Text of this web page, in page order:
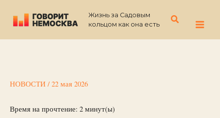
содержимому
Жизнь за Садовым
кольцом как она есть
Поиск
НОВОСТИ / 22 мая 2026
Время на прочтение: 2 минут(ы)